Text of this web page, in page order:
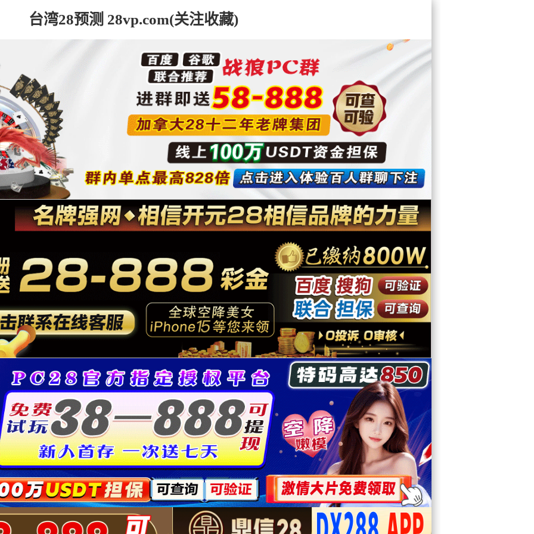
台湾28预测 28vp.com(关注收藏)